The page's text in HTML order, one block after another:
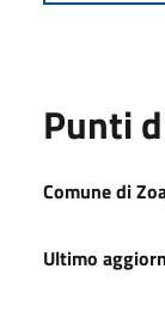
Punti
Comune di
Ultimo